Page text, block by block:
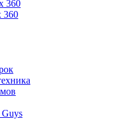
360
360